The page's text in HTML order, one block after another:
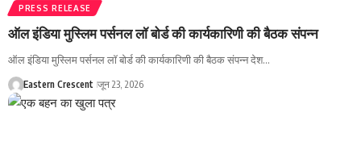
PRESS RELEASE
ऑल इंडिया मुस्लिम पर्सनल लॉ बोर्ड की कार्यकारिणी की बैठक संपन्न
ऑल इंडिया मुस्लिम पर्सनल लॉ बोर्ड की कार्यकारिणी की बैठक संपन्न देश…
Eastern Crescent जून 23, 2026